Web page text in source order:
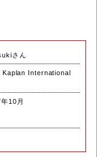
さん
Kaplan International
10月